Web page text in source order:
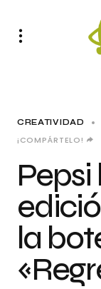
CREATIVIDAD
¡COMPÁRTELO!
la